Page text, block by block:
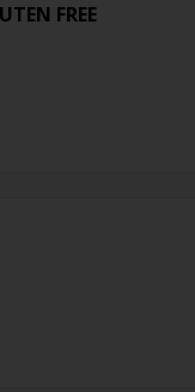
FREE